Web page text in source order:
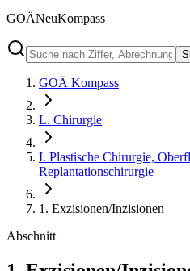
GOÄNeuKompass
GOÄ Kompass
L. Chirurgie
I. Plastische Chirurgie,
Replantationschirurgie
1. Exzisionen/Inzisionen
Abschnitt